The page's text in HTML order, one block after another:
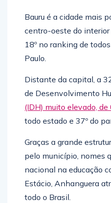
Bauru é a cidade mais
centro-oeste do
18º no ranking de
Paulo.
Distante da capital, a
de Desenvolvimento
(IDH) muito elevado, de
todo estado e 37º do
Graças a grande
pelo município, nomes
nacional na educação
Estácio, Anhanguera
todo o Brasil.